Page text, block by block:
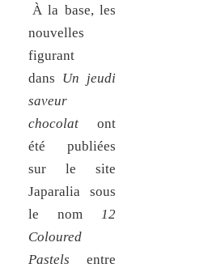
À la base, les
nouvelles
figurant
dans Un jeudi
saveur
chocolat ont
été publiées
sur le site
Japaralia sous
le nom 12
Coloured
Pastels entre